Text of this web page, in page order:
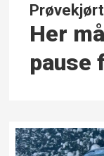
Her
pause